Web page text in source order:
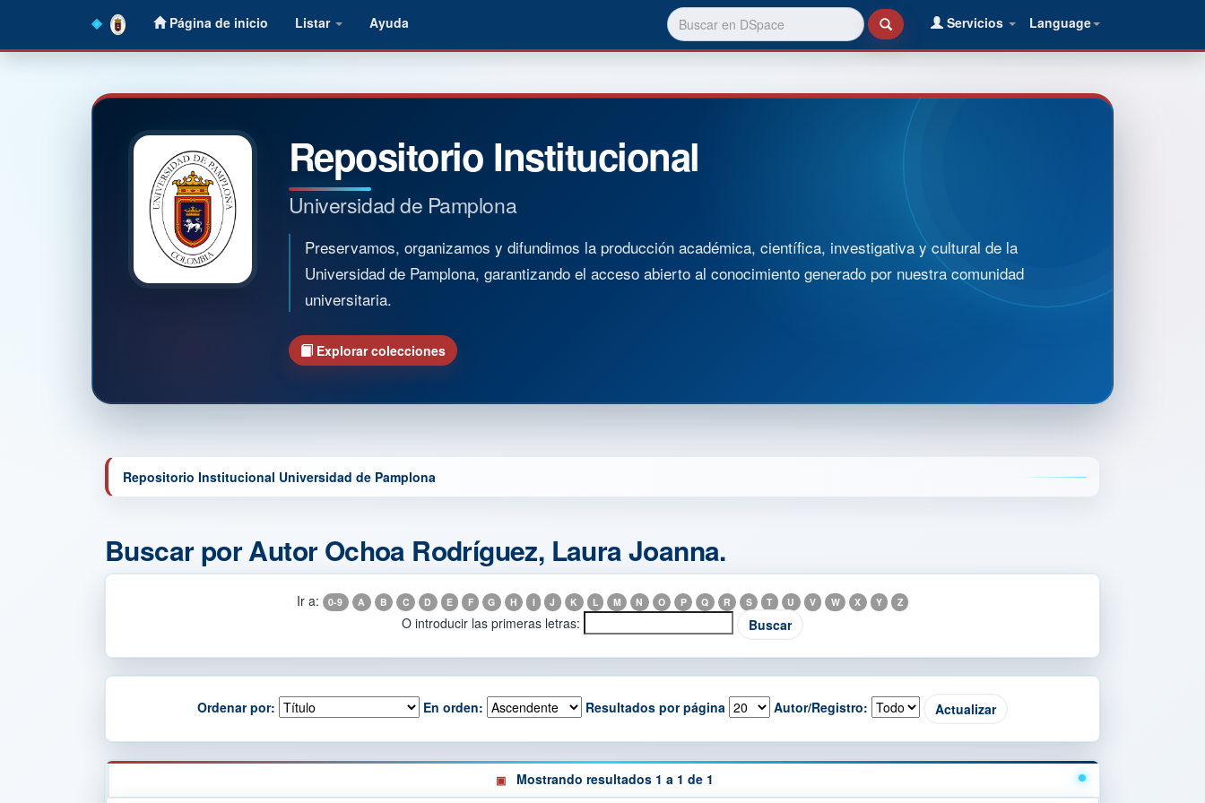
Página de inicio Listar Ayuda Language
Servicios
Repositorio Institucional
Universidad de Pamplona
Preservamos, organizamos y difundimos la producción académica, científica, investigativa y cultural de la
Universidad de Pamplona, garantizando el acceso abierto al conocimiento generado por nuestra comunidad
universitaria.
Explorar colecciones
Repositorio Institucional Universidad de Pamplona
Buscar por Autor Ochoa Rodríguez, Laura Joanna.
Ir a: 0-9 A B C D E F G H I J K L M N O P Q R S T U V W X Y Z
O introducir las primeras letras:
Ordenar por: En orden: Resultados por página Autor/Registro:
Mostrando resultados 1 a 1 de 1